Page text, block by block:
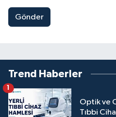
Gönder
Trend Haberler
Optik ve
Tıbbi
1